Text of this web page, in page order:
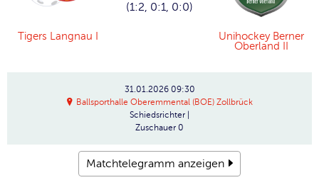
Tigers Langnau I
(1:2, 0:1, 0:0)
Unihockey Berner
Oberland II
31.01.2026 09:30
Ballsporthalle Oberemmental (BOE) Zollbrück
Schiedsrichter
Zuschauer 0
Matchtelegramm anzeigen